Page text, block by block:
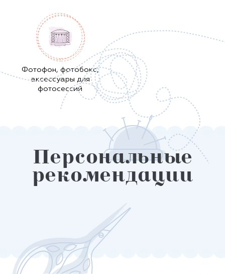
Фотофон, фотобокс,
аксессуары для
фотосессий
Персональные
рекомендации